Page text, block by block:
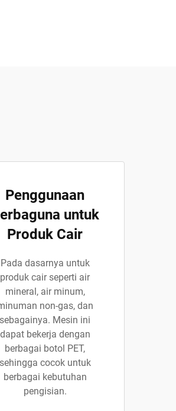
Penggunaan
untuk
Produk Cair
Pada dasarnya untuk
produk cair seperti air
mineral, air minum,
non-gas, dan
sebagainya. Mesin ini
dapat bekerja dengan
berbagai botol PET,
sehingga cocok untuk
berbagai kebutuhan
pengisian.